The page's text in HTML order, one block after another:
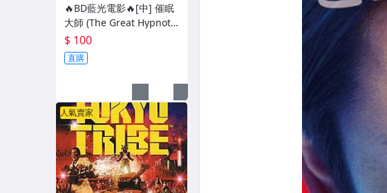
🔥BD藍光電影🔥[中] 催眠
大師 (The Great Hypnotis
t) (2014)[台版]
$ 100
直購
人氣賣家